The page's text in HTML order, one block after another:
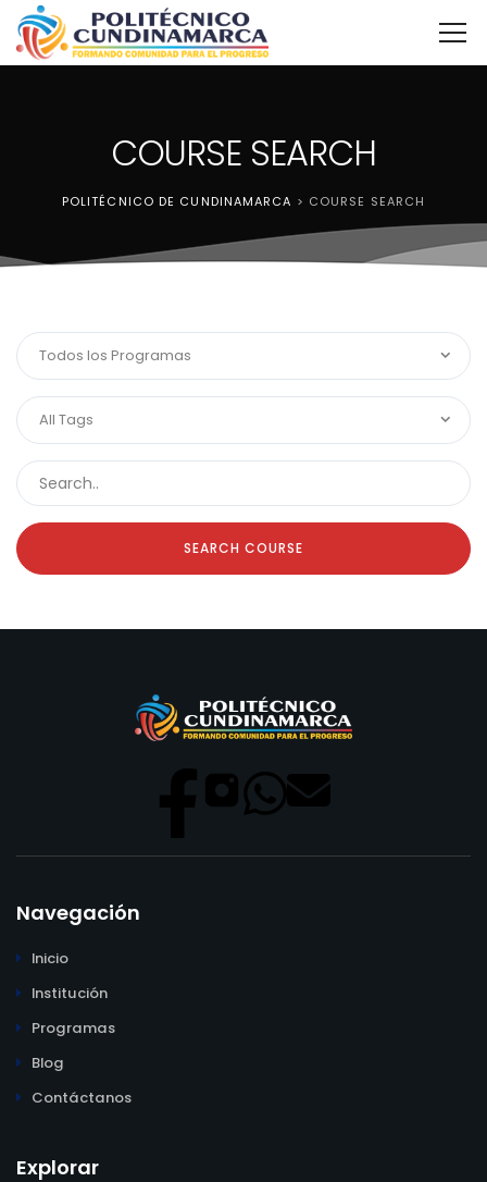
COURSE SEARCH
POLITÉCNICO DE CUNDINAMARCA > COURSE SEARCH
Todos los Programas
All Tags
SEARCH COURSE
Navegación
Inicio
Institución
Programas
Blog
Contáctanos
Explorar